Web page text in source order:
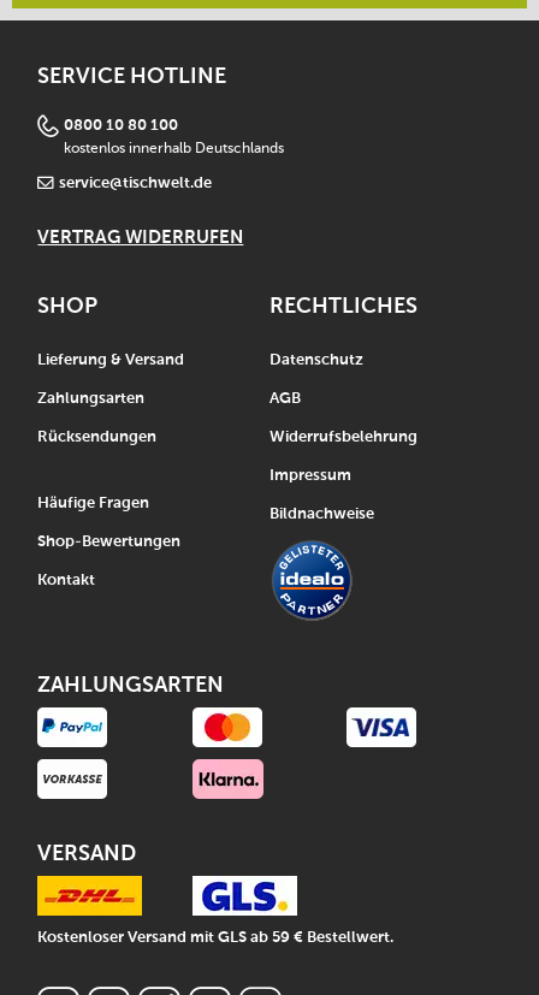
SERVICE HOTLINE
0800 10 80 100
kostenlos innerhalb Deutschlands
service@tischwelt.de
VERTRAG WIDERRUFEN
SHOP
Lieferung & Versand
Zahlungsarten
Rücksendungen
Häufige Fragen
Shop-Bewertungen
Kontakt
RECHTLICHES
Datenschutz
AGB
Widerrufsbelehrung
Impressum
Bildnachweise
ZAHLUNGSARTEN
VERSAND
Kostenloser Versand mit GLS ab 59 € Bestellwert.